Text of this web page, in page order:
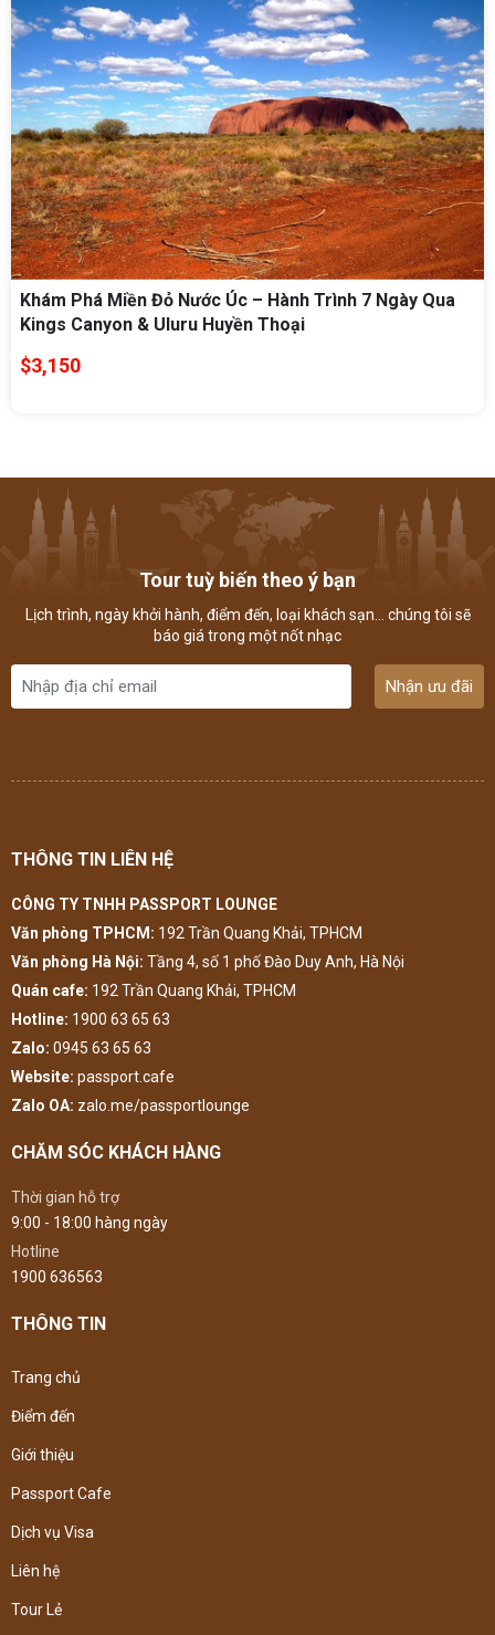
Khám Phá Miền Đỏ Nước Úc – Hành Trình 7 Ngày Qua
Kings Canyon & Uluru Huyền Thoại
$3,150
Tour tuỳ biến theo ý bạn
Lịch trình, ngày khởi hành, điểm đến, loại khách sạn... chúng tôi sẽ
báo giá trong một nốt nhạc
Nhận ưu đãi
THÔNG TIN LIÊN HỆ
CÔNG TY TNHH PASSPORT LOUNGE
Văn phòng TPHCM: 192 Trần Quang Khải, TPHCM
Văn phòng Hà Nội: Tầng 4, số 1 phố Đào Duy Anh, Hà Nội
Quán cafe: 192 Trần Quang Khải, TPHCM
Hotline: 1900 63 65 63
Zalo: 0945 63 65 63
Website: passport.cafe
Zalo OA: zalo.me/passportlounge
CHĂM SÓC KHÁCH HÀNG
Thời gian hỗ trợ
9:00 - 18:00 hàng ngày
Hotline
1900 636563
THÔNG TIN
Trang chủ
Điểm đến
Giới thiệu
Passport Cafe
Dịch vụ Visa
Liên hệ
Tour Lẻ